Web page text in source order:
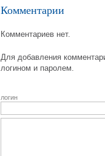
Комментарии
Комментариев нет.
Для добавления
логином и паролем.
логин